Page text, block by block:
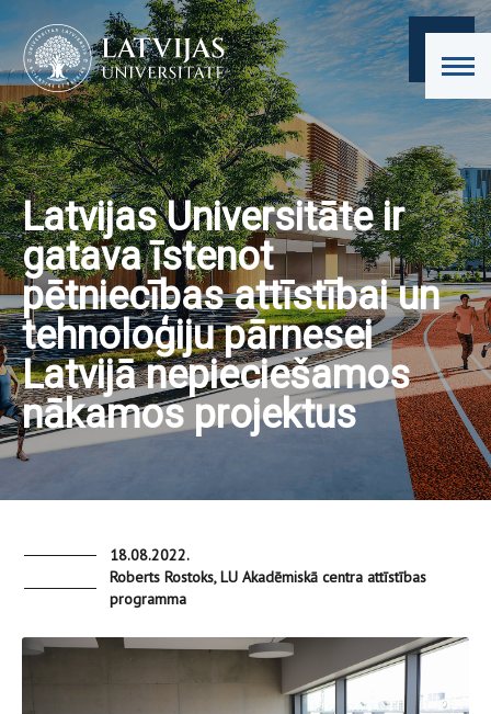
Latvijas Universitāte ir
gatava īstenot
pētniecības attīstībai un
tehnoloģiju pārnesei
Latvijā nepieciešamos
nākamos projektus
18.08.2022.
Roberts Rostoks, LU Akadēmiskā centra attīstības
programma